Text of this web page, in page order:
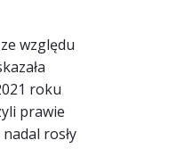
względu
roku
prawie
rosły